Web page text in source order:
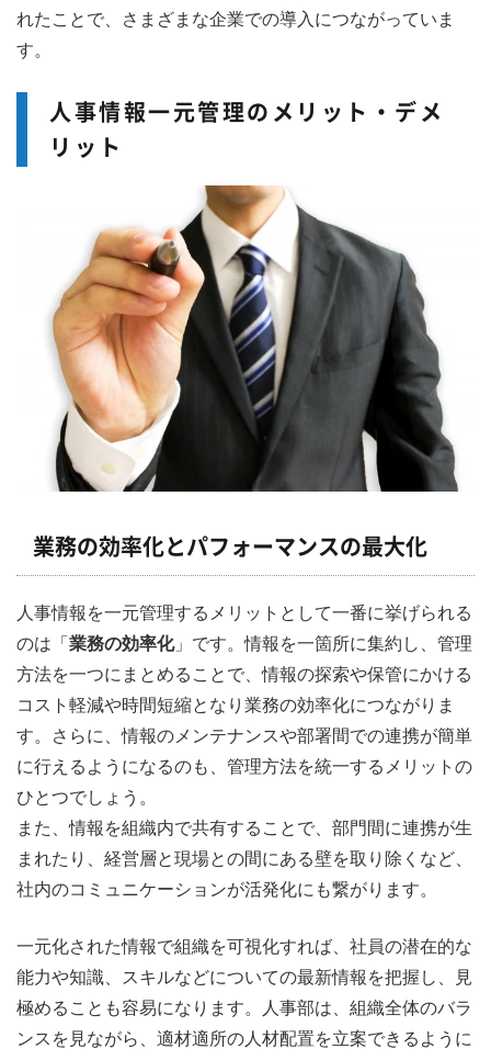
れたことで、さまざまな企業での導入につながっていま
す。
人事情報一元管理のメリット・デメ
リット
業務の効率化とパフォーマンスの最大化
人事情報を一元管理するメリットとして一番に挙げられる
のは「 業務の効率化」です。情報を一箇所に集約し、管理
方法を一つにまとめることで、情報の探索や保管にかける
コスト軽減や時間短縮となり業務の効率化につながりま
す。さらに、情報のメンテナンスや部署間での連携が簡単
に行えるようになるのも、管理方法を統一するメリットの
ひとつでしょう。
また、情報を組織内で共有することで、部門間に連携が生
まれたり、経営層と現場との間にある壁を取り除くなど、
社内のコミュニケーションが活発化にも繋がります。
一元化された情報で組織を可視化すれば、社員の潜在的な
能力や知識、スキルなどについての最新情報を把握し、見
極めることも容易になります。人事部は、組織全体のバラ
ンスを見ながら、適材適所の人材配置を立案できるように